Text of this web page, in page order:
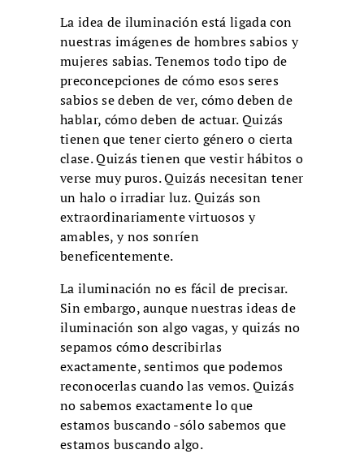
La idea de iluminación está ligada con
nuestras imágenes de hombres sabios y
mujeres sabias. Tenemos todo tipo de
preconcepciones de cómo esos seres
sabios se deben de ver, cómo deben de
hablar, cómo deben de actuar. Quizás
tienen que tener cierto género o cierta
clase. Quizás tienen que vestir hábitos o
verse muy puros. Quizás necesitan tener
un halo o irradiar luz. Quizás son
extraordinariamente virtuosos y
amables, y nos sonríen
beneficentemente.
La iluminación no es fácil de precisar.
Sin embargo, aunque nuestras ideas de
iluminación son algo vagas, y quizás no
sepamos cómo describirlas
exactamente, sentimos que podemos
reconocerlas cuando las vemos. Quizás
no sabemos exactamente lo que
estamos buscando -sólo sabemos que
estamos buscando algo.